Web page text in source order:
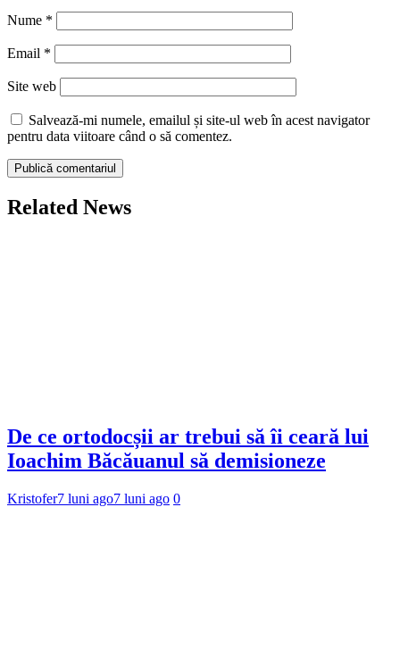
Nume *
Email *
Site web
Salvează-mi numele, emailul și site-ul web în acest navigator
pentru data viitoare când o să comentez.
Related News
De ce ortodocșii ar trebui să îi ceară lui
Ioachim Băcăuanul să demisioneze
Kristofer7 luni ago7 luni ago 0